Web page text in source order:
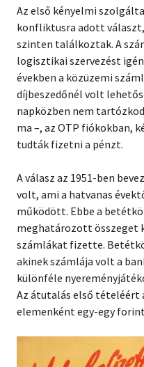
Az első kényelmi
konfliktusra adott
szinten találkoztak. A
logisztikai szervezést
években a közüzemi
díjbeszedőnél volt
napközben nem
ma –, az OTP fiókokban,
tudták fizetni a pénzt.
A válasz az 1951-ben
volt, ami a hatvanas
működött. Ebbe a
meghatározott összeget
számlákat fizette.
akinek számlája volt a
különféle
Az átutalás első tételéért
elemenként egy-egy